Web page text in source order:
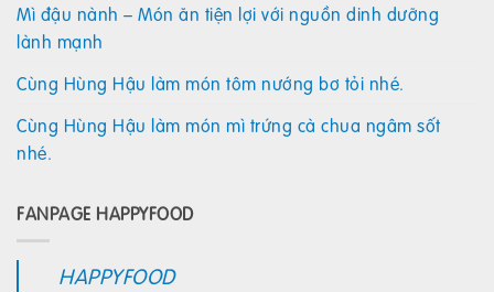
Mì đậu nành – Món ăn tiện lợi với nguồn dinh dưỡng
lành mạnh
Cùng Hùng Hậu làm món tôm nướng bơ tỏi nhé.
Cùng Hùng Hậu làm món mì trứng cà chua ngâm sốt
nhé.
FANPAGE HAPPYFOOD
HAPPYFOOD